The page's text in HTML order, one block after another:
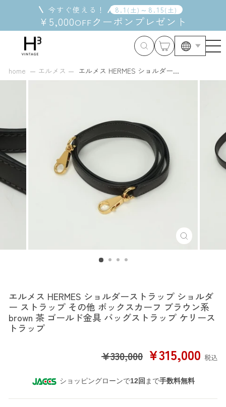
キ
今すぐ使える！ 8 . 1 ( 土) ～ 8 . 15( 土)
¥5,000OFFクーポン プレゼント
home エルメス エルメス HERMES ショルダー...
エルメス HERMES ショルダーストラップ ショルダ
ー ストラップ その他 ボックスカーフ ブラウン系
brown 茶 ゴールド金具 バッグストラップ ケリース
トラップ
¥330,000 SALE
PRICE
¥315,000 税込
ショッピングローンで12回 まで手数料無料